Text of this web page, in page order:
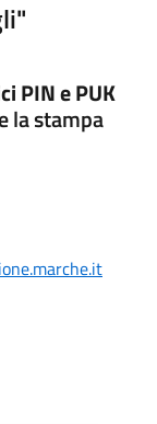
PIN e PUK
la stampa